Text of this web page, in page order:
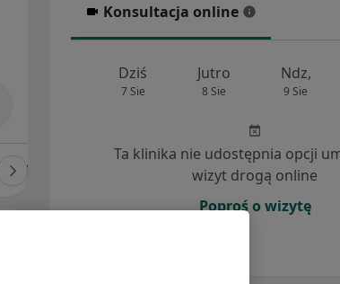
Odpowiedzi na pytania (4)
Konsultacja online
Konsultacja online
Dziś
7 Sie
Jutro
8 Sie
Ndz,
9 Sie
Ta klinika nie udostępnia opcji
wizyt drogą online
Poproś o wizytę